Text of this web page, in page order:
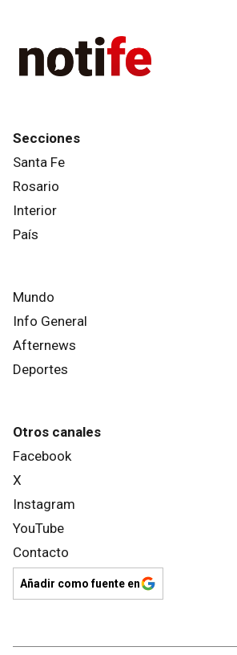
Secciones
Santa Fe
Rosario
Interior
País
Mundo
Info General
Afternews
Deportes
Otros canales
Facebook
X
Instagram
YouTube
Contacto
Añadir como fuente en